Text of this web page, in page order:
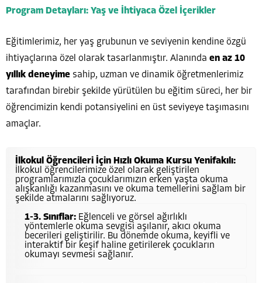
Program Detayları: Yaş ve İhtiyaca Özel İçerikler
Eğitimlerimiz, her yaş grubunun ve seviyenin kendine özgü
ihtiyaçlarına özel olarak tasarlanmıştır. Alanında en az 10
yıllık deneyime sahip, uzman ve dinamik öğretmenlerimiz
tarafından birebir şekilde yürütülen bu eğitim süreci, her bir
öğrencimizin kendi potansiyelini en üst seviyeye taşımasını
amaçlar.
İlkokul Öğrencileri İçin Hızlı Okuma Kursu Yenifakılı:
İlkokul öğrencilerimize özel olarak geliştirilen
programlarımızla çocuklarımızın erken yaşta okuma
alışkanlığı kazanmasını ve okuma temellerini sağlam bir
şekilde atmalarını sağlıyoruz.
1-3. Sınıflar: Eğlenceli ve görsel ağırlıklı
yöntemlerle okuma sevgisi aşılanır, akıcı okuma
becerileri geliştirilir. Bu dönemde okuma, keyifli ve
interaktif bir keşif haline getirilerek çocukların
okumayı sevmesi sağlanır.